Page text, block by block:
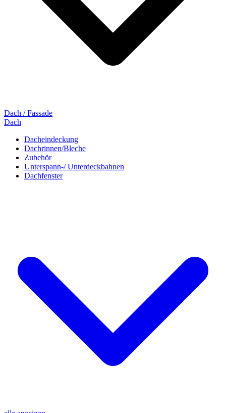
Dach / Fassade
Dach
Dacheindeckung
Dachrinnen/Bleche
Zubehör
Unterspann-/ Unterdeckbahnen
Dachfenster